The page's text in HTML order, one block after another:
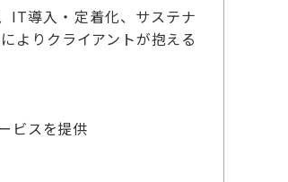
IT導入・定着化、サステナ
よりクライアントが抱える
ビスを提供